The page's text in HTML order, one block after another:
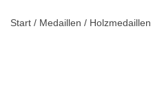
Start / Medaillen / Holzmedaillen